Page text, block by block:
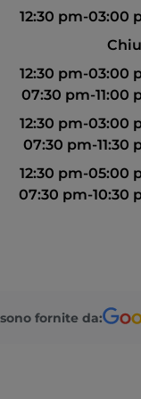
12:30 pm-03:00
12:30 pm-03:00
07:30 pm-11:00
12:30 pm-03:00
07:30 pm-11:30
12:30 pm-05:00
07:30 pm-10:30
fornite da: